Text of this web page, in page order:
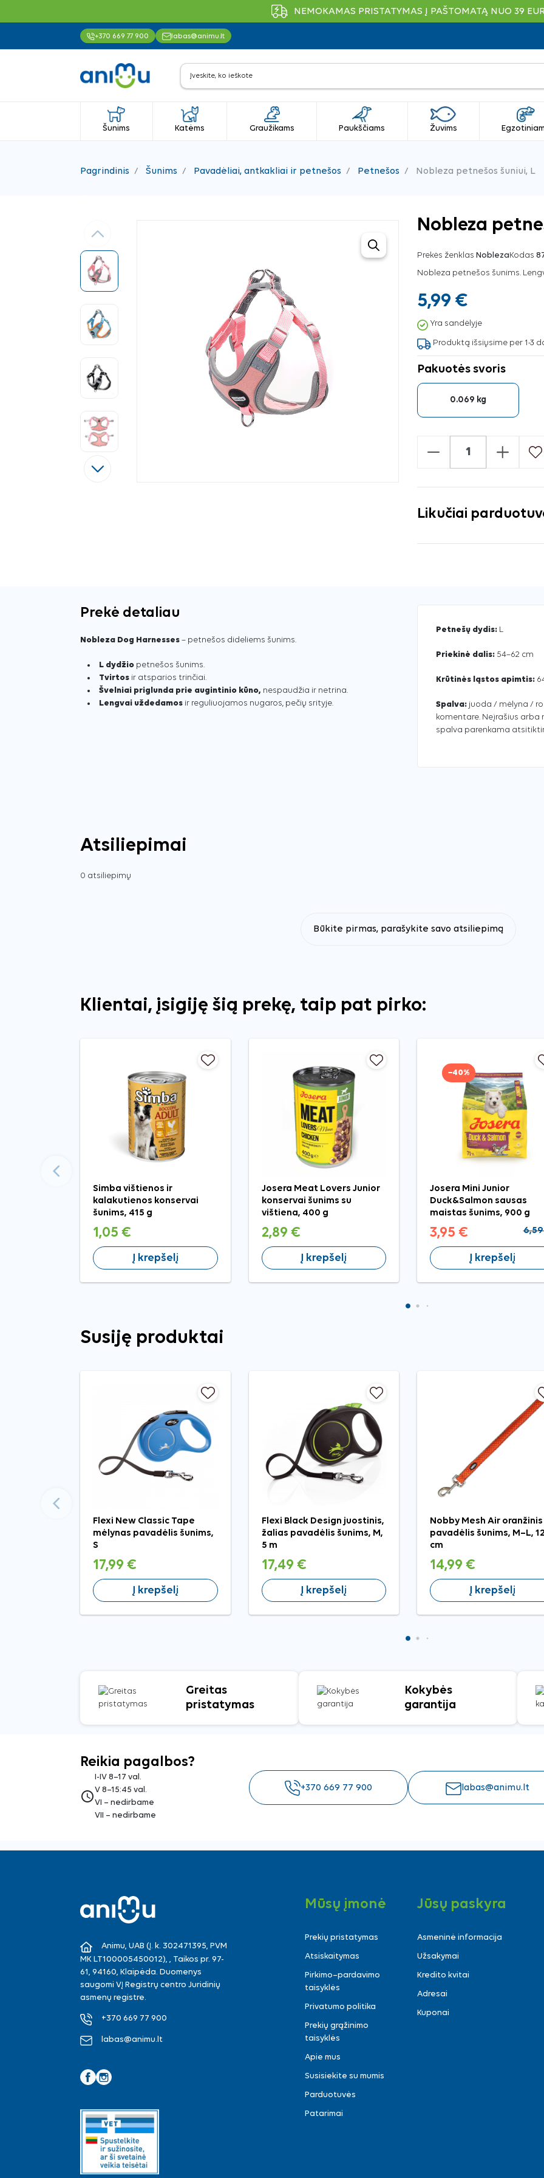
NEMOKAMAS PRISTATYMAS Į PAŠTOMATĄ NUO 39
+370 669 77 900 labas@animu.lt
Šunims Katėms Graužikams Paukščiams Žuvims
Pagrindinis Šunims Pavadėliai, antkakliai ir petnešos Petnešos Nobleza petnešos šuniui, L
Ankstesnis
Tęsti
Nobleza
Prekės ženklas NoblezaKodas
Nobleza petnešos šunims.
5,99 €
Yra sandėlyje
Produktą išsiųsime per 1-3
Pakuotės svoris
0.069 kg
- +
Likučiai
Prekė detaliau
Nobleza Dog Harnesses – petnešos dideliems šunims.
L dydžio petnešos šunims.
Tvirtos ir atsparios trinčiai.
Švelniai priglunda prie augintinio kūno, nespaudžia ir netrina.
Lengvai uždedamos ir reguliuojamos nugaros, pečių srityje.
Petnešų dydis: L
Priekinė dalis: 54–62 cm
Krūtinės ląstos apimtis:
Spalva: juoda / mėlyna /
komentare. Neįrašius
spalva parenkama
Atsiliepimai
0 atsiliepimų
Būkite pirmas, parašykite savo atsiliepimą
Klientai, įsigiję šią prekę, taip pat pirko:
Simba vištienos ir
kalakutienos konservai
šunims, 415 g
1,05 €
Į krepšelį
Josera Meat Lovers Junior
konservai šunims su
vištiena, 400 g
2,89 €
Į krepšelį
−40%
Josera Mini Junior
Duck&Salmon sausas
maistas šunims, 900 g
3,95 €
Į krepšelį
Ankstesnis
Susiję produktai
Flexi New Classic Tape
mėlynas pavadėlis šunims,
S
17,99 €
Į krepšelį
Flexi Black Design juostinis,
žalias pavadėlis šunims, M,
5 m
17,49 €
Į krepšelį
Nobby Mesh Air oranžinis
pavadėlis šunims, M–L,
cm
14,99 €
Į krepšelį
Greitas
pristatymas
Kokybės
garantija
Reikia pagalbos?
access_time
I-IV 8–17 val.
V 8–15:45 val.
VI – nedirbame
VII – nedirbame
+370 669 77 900 labas@animu.lt
Animu, UAB (Į. k. 302471395, PVM
MK LT100005450012), , Taikos pr. 97-
61, 94160, Klaipėda. Duomenys
saugomi VĮ Registrų centro Juridinių
asmenų registre.
+370 669 77 900
labas@animu.lt
Mūsų įmonė
Prekių pristatymas
Atsiskaitymas
Pirkimo–pardavimo
taisyklės
Privatumo politika
Prekių grąžinimo
taisyklės
Apie mus
Susisiekite su mumis
Parduotuvės
Patarimai
Jūsų paskyra
Asmeninė informacija
Užsakymai
Kredito kvitai
Adresai
Kuponai